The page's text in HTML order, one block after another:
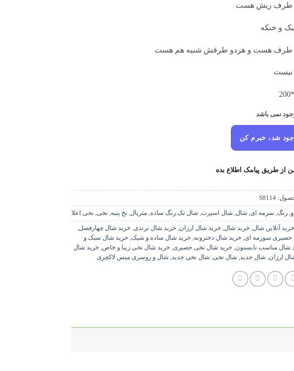
طرف ریش هست
و خنکه
طرف هست و هردو طرفش شبیه هم هست
نیست
نمی باشد
شد، خبرم کن
از طریق پیامک اطلاع بده
S8114
رنگ سرمه ای شال شال اسپرت شال تک رنگ ساده متریال نخ پنبه نخی نخی اعلا
خرید آنلاین شال خرید شال خرید شال ارزان خرید شال ترندی خرید شال چهارفصل
حصیری سورمه ای خرید شال دخترونه خرید شال ساده و شیک خرید شال سبک و
شال مناسب تابستون خرید شال نخی حصیری خرید شال نخی زیبا و خاص خرید شال
ارزان شال جدید شال نخی شال نخی جدید شال و روسری میس لاکچری